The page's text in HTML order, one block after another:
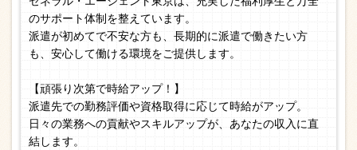
のサポート体制を整えています。
派遣が初めてで不安な方も、長期的に派遣で働きたい方
も、安心して働ける環境をご提供します。
【頑張り次第で時給アップ！】
派遣先での勤務評価や資格取得に応じて時給がアップ。
日々の業務への貢献やスキルアップが、あなたの収入に直
結します。